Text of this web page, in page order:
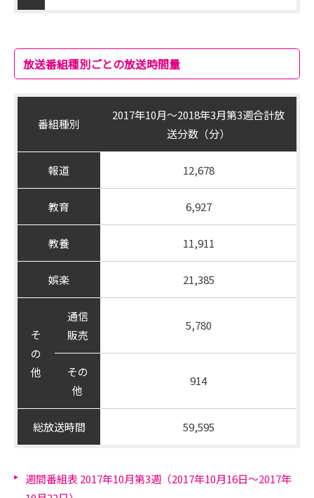
放送番組種別ごとの放送時間量
番組種別
2017年10月～2018年3月第3週合計放
送分数（分）
報道 12,678
教育 6,927
教養 11,911
娯楽 21,385
そ
の
他
通信
販売
5,780
その
他
914
総放送時間 59,595
週間番組表 2017年10月第3週（2017年10月16日～2017年